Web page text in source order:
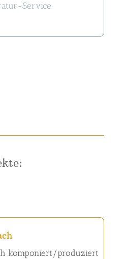
Service
komponiert/produziert